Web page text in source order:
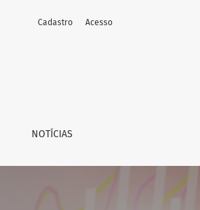
NOTÍCIAS
Cadastro Acesso